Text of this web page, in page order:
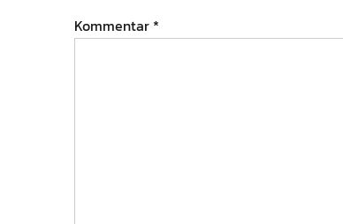
Kommentar *